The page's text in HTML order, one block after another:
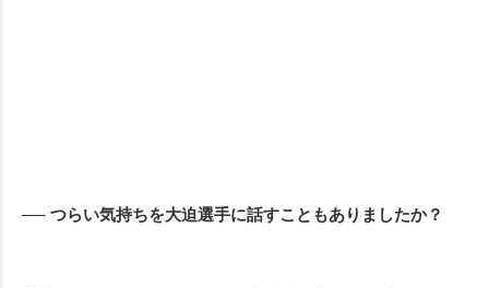
── つらい気持ちを大迫選手に話すこともありましたか？